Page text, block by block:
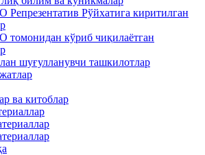
Рўйхатига киритилган
кўриб чиқилаётган
шуғулланувчи ташкилотлар
ва китоблар